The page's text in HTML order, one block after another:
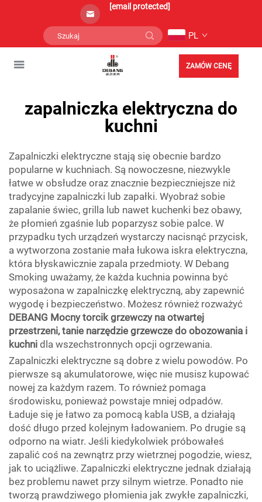
[email protected]
PL
ZAMÓW CENĘ
zapalniczka elektryczna do
kuchni
Zapalniczki elektryczne stają się obecnie bardzo
popularne w kuchniach. Są nowoczesne, niezwykle
łatwe w obsłudze oraz znacznie bezpieczniejsze niż
tradycyjne zapalniczki lub zapałki. Wyobraź sobie
zapalanie świec, grilla lub nawet kuchenki bez obawy,
że płomień zgaśnie lub poparzysz sobie palce. W
przypadku tych urządzeń wystarczy nacisnąć przycisk,
a wytworzona zostanie mała łukowa iskra elektryczna,
która błyskawicznie zapala przedmioty. W Debang
Smoking uważamy, że każda kuchnia powinna być
wyposażona w zapalniczkę elektryczną, aby zapewnić
wygodę i bezpieczeństwo. Możesz również rozważyć
DEBANG Mocny torcik grzewczy na otwartej
przestrzeni, tanie narzędzie grzewcze do obozowania i
kuchni dla wszechstronnych opcji ogrzewania.
Zapalniczki elektryczne są dobre z wielu powodów. Po
pierwsze są akumulatorowe, więc nie musisz kupować
nowej za każdym razem. To również pomaga
środowisku, ponieważ powstaje mniej odpadów.
Ładuje się je łatwo za pomocą kabla USB, a działają
dość długo przed kolejnym ładowaniem. Po drugie są
odporno na wiatr. Jeśli kiedykolwiek próbowałeś
zapalić coś na zewnątrz przy wietrznej pogodzie, wiesz,
jak to uciążliwe. Zapalniczki elektryczne jednak działają
bez problemu nawet przy silnym wietrze. Ponadto nie
tworzą prawdziwego płomienia jak zwykłe zapalniczki,